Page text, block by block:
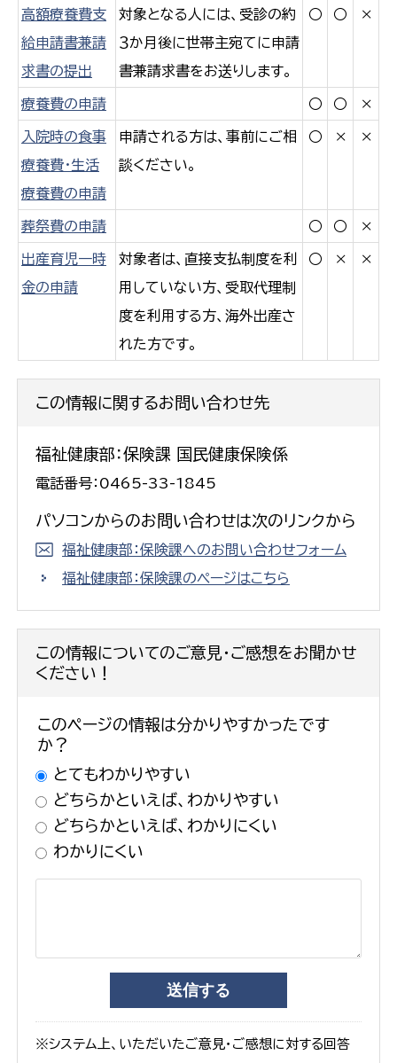
高額療養費支
給申請書兼請
求書の提出
対象となる人には、受診の約
３か月後に世帯主宛てに申請
書兼請求書をお送りします。
○ ○ ×
療養費の申請 ○ ○ ×
入院時の食事
療養費・生活
療養費の申請
申請される方は、事前にご相
談ください。
○ × ×
葬祭費の申請 ○ ○ ×
出産育児一時
金の申請
対象者は、直接支払制度を利
用していない方、受取代理制
度を利用する方、海外出産さ
れた方です。
○ × ×
この情報に関するお問い合わせ先
福祉健康部：保険課 国民健康保険係
電話番号：0465-33-1845
パソコンからのお問い合わせは次のリンクから
福祉健康部：保険課へのお問い合わせフォーム
福祉健康部：保険課のページはこちら
この情報についてのご意見・ご感想をお聞かせ
ください！
このページの情報は分かりやすかったです
か？
とてもわかりやすい
どちらかといえば、わかりやすい
どちらかといえば、わかりにくい
わかりにくい
※システム上、いただいたご意見・ご感想に対する回答